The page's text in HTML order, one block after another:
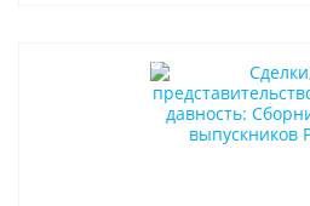
Нет в наличии